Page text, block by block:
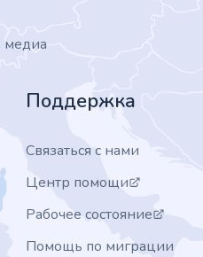
Поддержка
Связаться с нами
Центр помощи
Рабочее состояние
Помощь по миграции